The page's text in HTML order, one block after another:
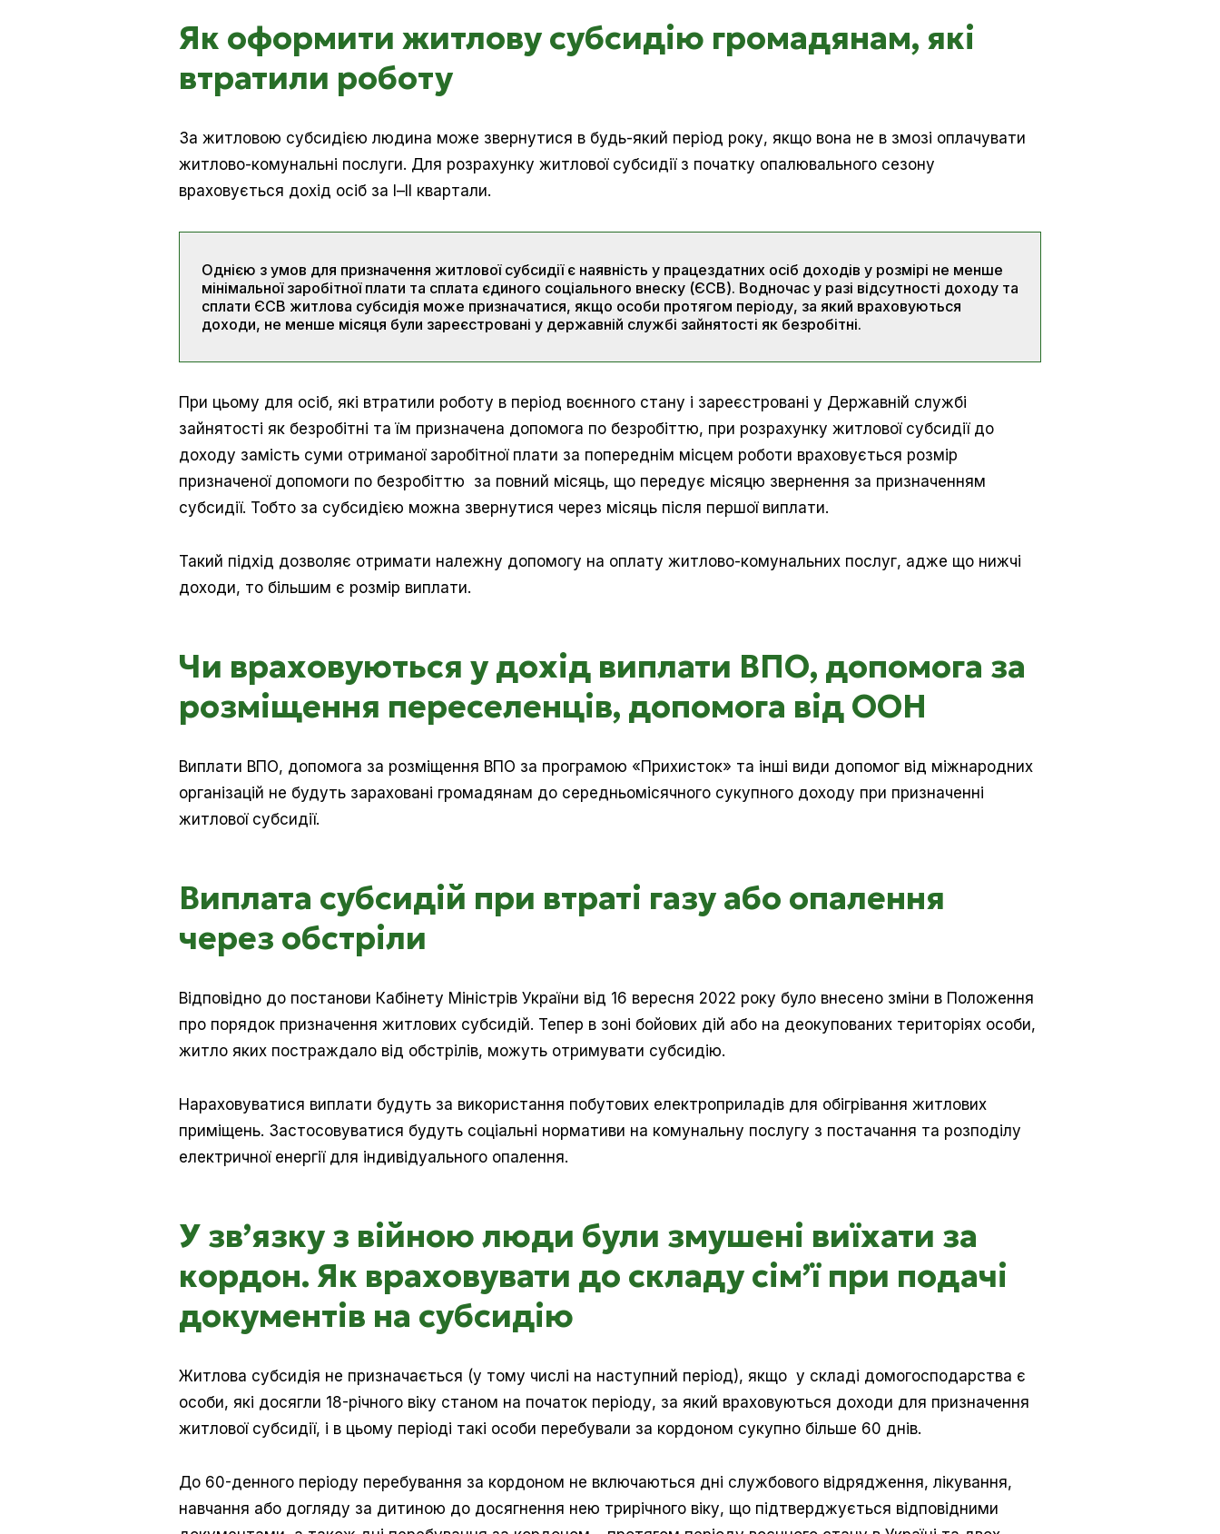
Як оформити житлову субсидію громадянам, які
втратили роботу
За житловою субсидією людина може звернутися в будь-який період року, якщо вона не в змозі оплачувати
житлово-комунальні послуги. Для розрахунку житлової субсидії з початку опалювального сезону
враховується дохід осіб за І–ІІ квартали.
Однією з умов для призначення житлової субсидії є наявність у працездатних осіб доходів у розмірі не менше
мінімальної заробітної плати та сплата єдиного соціального внеску (ЄСВ). Водночас у разі відсутності доходу та
сплати ЄСВ житлова субсидія може призначатися, якщо особи протягом періоду, за який враховуються
доходи, не менше місяця були зареєстровані у державній службі зайнятості як безробітні.
При цьому для осіб, які втратили роботу в період воєнного стану і зареєстровані у Державній службі
зайнятості як безробітні та їм призначена допомога по безробіттю, при розрахунку житлової субсидії до
доходу замість суми отриманої заробітної плати за попереднім місцем роботи враховується розмір
призначеної допомоги по безробіттю за повний місяць, що передує місяцю звернення за призначенням
субсидії. Тобто за субсидією можна звернутися через місяць після першої виплати.
Такий підхід дозволяє отримати належну допомогу на оплату житлово-комунальних послуг, адже що нижчі
доходи, то більшим є розмір виплати.
Чи враховуються у дохід виплати ВПО, допомога за
розміщення переселенців, допомога від ООН
Виплати ВПО, допомога за розміщення ВПО за програмою «Прихисток» та інші види допомог від міжнародних
організацій не будуть зараховані громадянам до середньомісячного сукупного доходу при призначенні
житлової субсидії.
Виплата субсидій при втраті газу або опалення
через обстріли
Відповідно до постанови Кабінету Міністрів України від 16 вересня 2022 року було внесено зміни в Положення
про порядок призначення житлових субсидій. Тепер в зоні бойових дій або на деокупованих територіях особи,
житло яких постраждало від обстрілів, можуть отримувати субсидію.
Нараховуватися виплати будуть за використання побутових електроприладів для обігрівання житлових
приміщень. Застосовуватися будуть соціальні нормативи на комунальну послугу з постачання та розподілу
електричної енергії для індивідуального опалення.
У зв’язку з війною люди були змушені виїхати за
кордон. Як враховувати до складу сім’ї при подачі
документів на субсидію
Житлова субсидія не призначається (у тому числі на наступний період), якщо у складі домогосподарства є
особи, які досягли 18-річного віку станом на початок періоду, за який враховуються доходи для призначення
житлової субсидії, і в цьому періоді такі особи перебували за кордоном сукупно більше 60 днів.
До 60-денного періоду перебування за кордоном не включаються дні службового відрядження, лікування,
навчання або догляду за дитиною до досягнення нею трирічного віку, що підтверджується відповідними